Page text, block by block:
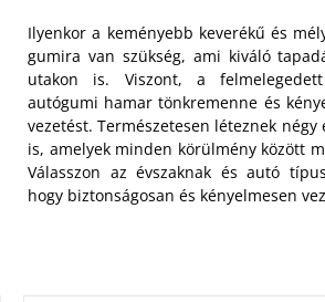
Ilyenkor a keményebb keverékű és
gumira van szükség, ami kiváló
utakon is. Viszont, a
autógumi hamar tönkremenne és
vezetést. Természetesen léteznek négy
is, amelyek minden körülmény között
Válasszon az évszaknak és autó
hogy biztonságosan és kényelmesen